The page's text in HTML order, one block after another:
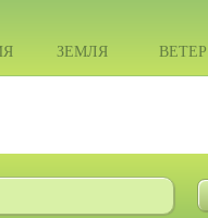
ЗЕМЛЯ ВЕТЕР